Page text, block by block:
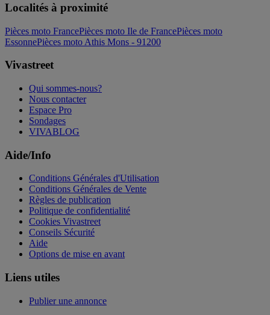
Localités à proximité
Pièces moto FrancePièces moto Ile de FrancePièces moto
EssonnePièces moto Athis Mons - 91200
Vivastreet
Qui sommes-nous?
Nous contacter
Espace Pro
Sondages
VIVABLOG
Aide/Info
Conditions Générales d'Utilisation
Conditions Générales de Vente
Règles de publication
Politique de confidentialité
Cookies Vivastreet
Conseils Sécurité
Aide
Options de mise en avant
Liens utiles
Publier une annonce